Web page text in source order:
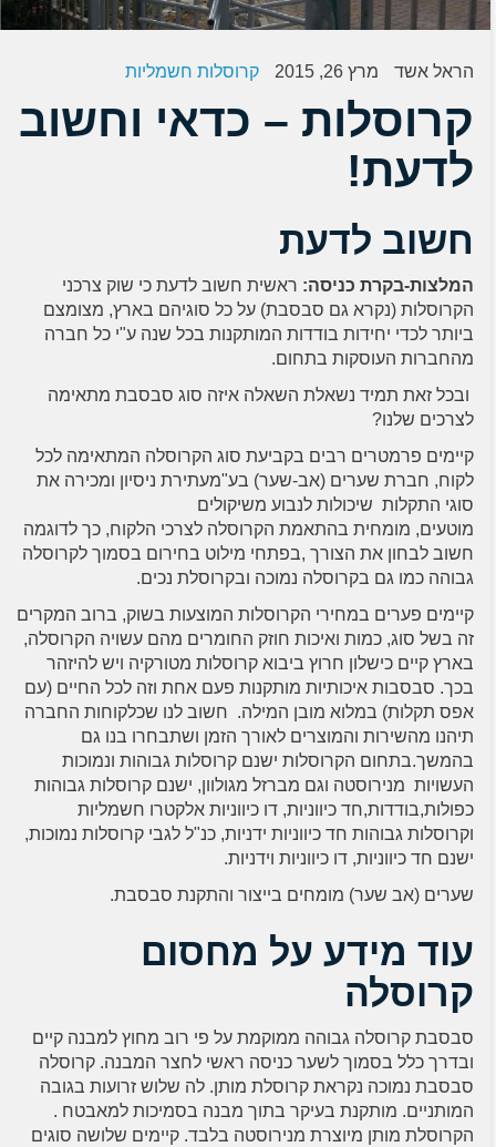
הראל אשד מרץ 26, 2015 קרוסלות חשמליות
קרוסלות – כדאי וחשוב
לדעת!
חשוב לדעת
המלצות-בקרת כניסה: ראשית חשוב לדעת כי שוק צרכני
הקרוסלות (נקרא גם סבסבת) על כל סוגיהם בארץ, מצומצם
ביותר לכדי יחידות בודדות המותקנות בכל שנה ע"י כל חברה
מהחברות העוסקות בתחום.
ובכל זאת תמיד נשאלת השאלה איזה סוג סבסבת מתאימה
לצרכים שלנו?
קיימים פרמטרים רבים בקביעת סוג הקרוסלה המתאימה לכל
לקוח, חברת שערים (אב-שער) בע"מעתירת ניסיון ומכירה את
סוגי התקלות שיכולות לנבוע משיקולים
מוטעים, מומחית בהתאמת הקרוסלה לצרכי הלקוח, כך לדוגמה
חשוב לבחון את הצורך ,בפתחי מילוט בחירום בסמוך לקרוסלה
גבוהה כמו גם בקרוסלה נמוכה ובקרוסלת נכים.
קיימים פערים במחירי הקרוסלות המוצעות בשוק, ברוב המקרים
זה בשל סוג, כמות ואיכות חוזק החומרים מהם עשויה הקרוסלה,
בארץ קיים כישלון חרוץ ביבוא קרוסלות מטורקיה ויש להיזהר
בכך. סבסבות איכותיות מותקנות פעם אחת וזה לכל החיים (עם
אפס תקלות) במלוא מובן המילה. חשוב לנו שכלקוחות החברה
תיהנו מהשירות והמוצרים לאורך הזמן ושתבחרו בנו גם
בהמשך.בתחום הקרוסלות ישנם קרוסלות גבוהות ונמוכות
העשויות מנירוסטה וגם מברזל מגולוון, ישנם קרוסלות גבוהות
כפולות,בודדות,חד כיווניות, דו כיווניות אלקטרו חשמליות
וקרוסלות גבוהות חד כיווניות ידניות, כנ"ל לגבי קרוסלות נמוכות,
ישנם חד כיווניות, דו כיווניות וידניות.
שערים (אב שער) מומחים בייצור והתקנת סבסבת.
עוד מידע על מחסום
קרוסלה
סבסבת קרוסלה גבוהה ממוקמת על פי רוב מחוץ למבנה קיים
ובדרך כלל בסמוך לשער כניסה ראשי לחצר המבנה. קרוסלה
סבסבת נמוכה נקראת קרוסלת מותן. לה שלוש זרועות בגובה
המותניים. מותקנת בעיקר בתוך מבנה בסמיכות למאבטח .
הקרוסלת מותן מיוצרת מנירוסטה בלבד. קיימים שלושה סוגים